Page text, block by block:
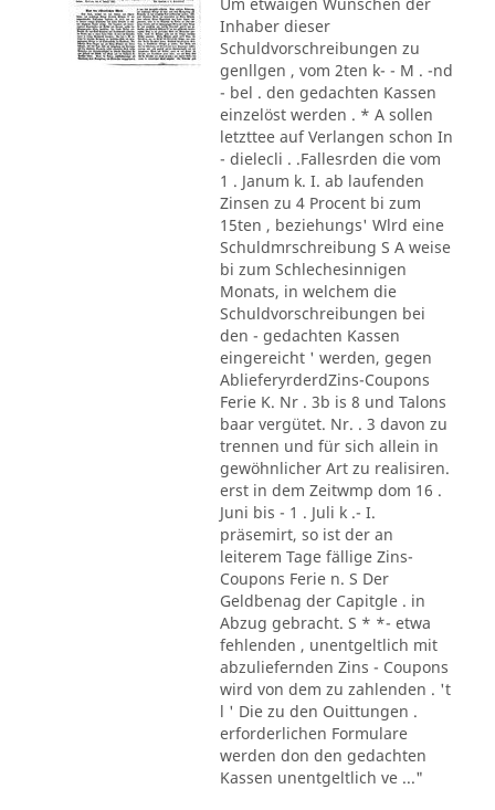
Inhaber dieser
Schuldvorschreibungen zu
genllgen , vom 2ten k- - M . -nd
- bel . den gedachten Kassen
einzelöst werden . * A sollen
letzttee auf Verlangen schon In
- dielecli . .Fallesrden die vom
1 . Janum k. I. ab laufenden
Zinsen zu 4 Procent bi zum
15ten , beziehungs' Wlrd eine
Schuldmrschreibung S A weise
bi zum Schlechesinnigen
Monats, in welchem die
Schuldvorschreibungen bei
den - gedachten Kassen
eingereicht ' werden, gegen
AblieferyrderdZins-Coupons
Ferie K. Nr . 3b is 8 und Talons
baar vergütet. Nr. . 3 davon zu
trennen und für sich allein in
gewöhnlicher Art zu realisiren.
erst in dem Zeitwmp dom 16 .
Juni bis - 1 . Juli k .- I.
präsemirt, so ist der an
leiterem Tage fällige Zins-
Coupons Ferie n. S Der
Geldbenag der Capitgle . in
Abzug gebracht. S * *- etwa
fehlenden , unentgeltlich mit
abzuliefernden Zins - Coupons
wird von dem zu zahlenden . 't
l ' Die zu den Ouittungen .
erforderlichen Formulare
werden don den gedachten
Kassen unentgeltlich ve ..."